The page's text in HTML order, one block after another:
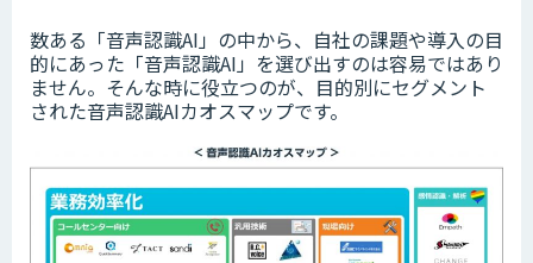
数ある「音声認識AI」の中から、自社の課題や導入の目
的にあった「音声認識AI」を選び出すのは容易ではあり
ません。そんな時に役立つのが、目的別にセグメント
された音声認識AIカオスマップです。